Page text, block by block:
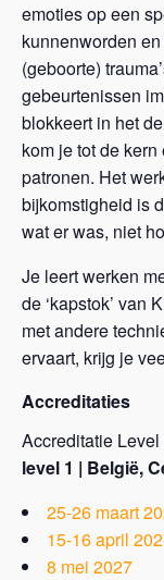
emoties op een
kunnenworden
(geboorte)
gebeurtenissen
blokkeert in het
kom je tot de
patronen. Het
bijkomstigheid is
wat er was, niet
Je leert werken
de ‘kapstok’ van
met andere
ervaart, krijg je
Accreditaties
Accreditatie
level 1 | België,
25-26 maart
15-16 april
8 mei 2027